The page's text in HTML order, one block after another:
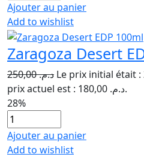
Ajouter au panier
Add to wishlist
Zaragoza Desert
د.م.250,00
prix actuel est : د.م. 180,00.
28%
Ajouter au panier
Add to wishlist